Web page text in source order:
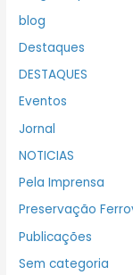
blog
Destaques
DESTAQUES
Eventos
Jornal
NOTICIAS
Pela Imprensa
Preservação
Publicações
Sem categoria